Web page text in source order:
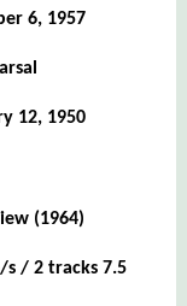
6, 1957
12, 1950
(1964)
s / 2 tracks 7.5